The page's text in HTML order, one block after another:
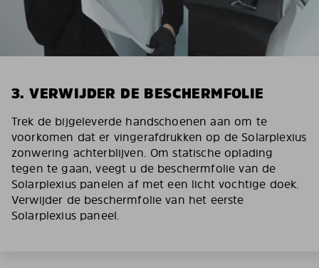
3. VERWIJDER DE BESCHERMFOLIE
Trek de bijgeleverde handschoenen aan om te
voorkomen dat er vingerafdrukken op de Solarplexius
zonwering achterblijven. Om statische oplading
tegen te gaan, veegt u de beschermfolie van de
Solarplexius panelen af met een licht vochtige doek.
Verwijder de beschermfolie van het eerste
Solarplexius paneel.